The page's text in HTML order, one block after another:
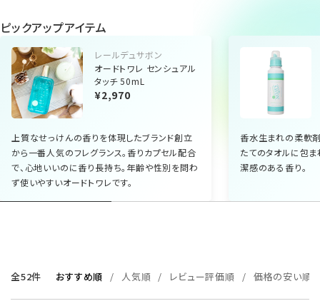
ピックアップアイテム
レールデュサボン
オードトワレ センシュアル
タッチ 50mL
¥2,970
上質なせっけんの香りを体現したブランド創立
から一番人気のフレグランス。香りカプセル配合
で、心地いいのに香り長持ち。年齢や性別を問わ
ず使いやすいオードトワレです。
香水生まれの柔軟
たてのタオルに包
潔感のある香り。
全52件 おすすめ順 人気順 レビュー評価順 価格の安い順